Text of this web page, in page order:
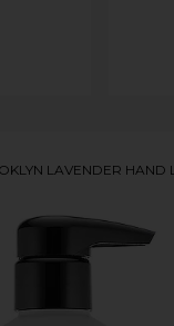
LAVENDER
DURGA Wild